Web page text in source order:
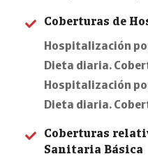
Coberturas de
Hospitalización
Dieta diaria.
Hospitalización
Dieta diaria.
Coberturas
Sanitaria Básica